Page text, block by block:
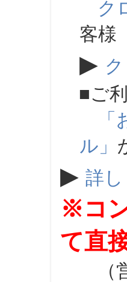
ク
客様
▶
■ご
ル」
▶ 詳
※コ
て直
（営